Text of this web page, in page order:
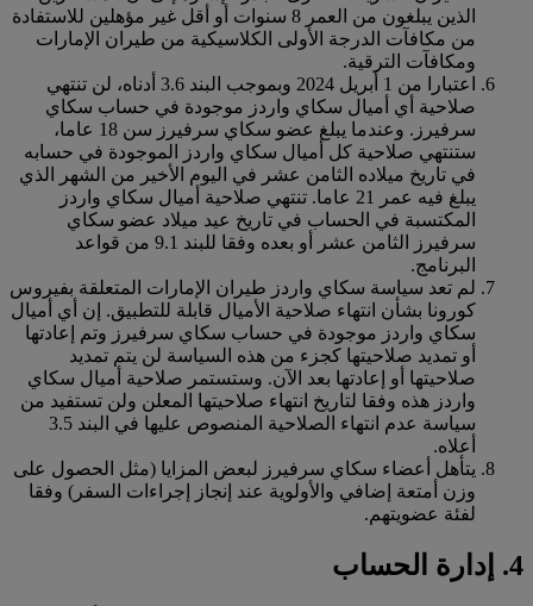
الذين يبلغون من العمر 8 سنوات أو أقل غير مؤهلين للاستفادة
من مكافآت الدرجة الأولى الكلاسيكية من طيران الإمارات
ومكافآت الترقية.
اعتبارا من 1 أبريل 2024 وبموجب البند 3.6 أدناه، لن تنتهي
صلاحية أي أميال سكاي واردز موجودة في حساب سكاي
سرفيرز. وعندما يبلغ عضو سكاي سرفيرز سن 18 عاما،
ستنتهي صلاحية كل أميال سكاي واردز الموجودة في حسابه
في تاريخ ميلاده الثامن عشر في اليوم الأخير من الشهر الذي
يبلغ فيه عمر 21 عاما. تنتهي صلاحية أميال سكاي واردز
المكتسبة في الحساب في تاريخ عيد ميلاد عضو سكاي
سرفيرز الثامن عشر أو بعده وفقا للبند 9.1 من قواعد
البرنامج.
لم تعد سياسة سكاي واردز طيران الإمارات المتعلقة بفيروس
كورونا بشأن انتهاء صلاحية الأميال قابلة للتطبيق. إن أي أميال
سكاي واردز موجودة في حساب سكاي سرفيرز وتم إعادتها
أو تمديد صلاحيتها كجزء من هذه السياسة لن يتم تمديد
صلاحيتها أو إعادتها بعد الآن. وستستمر صلاحية أميال سكاي
واردز هذه وفقا لتاريخ انتهاء صلاحيتها المعلن ولن تستفيد من
سياسة عدم انتهاء الصلاحية المنصوص عليها في البند 3.5
أعلاه.
يتأهل أعضاء سكاي سرفيرز لبعض المزايا (مثل الحصول على
وزن أمتعة إضافي والأولوية عند إنجاز إجراءات السفر) وفقا
لفئة عضويتهم.
4. إدارة الحساب